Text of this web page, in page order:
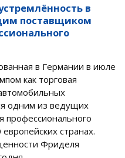
в
поставщиком
в Германии в июле
как торговая
одним из ведущих
профессионального
странах.
Фриделя